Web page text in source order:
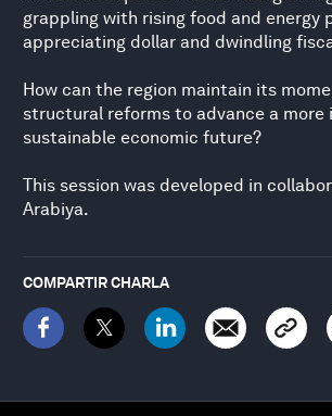
grappling with rising food and energy
appreciating dollar and dwindling
How can the region maintain its
structural reforms to advance a more
sustainable economic future?
This session was developed in
Arabiya.
COMPARTIR CHARLA